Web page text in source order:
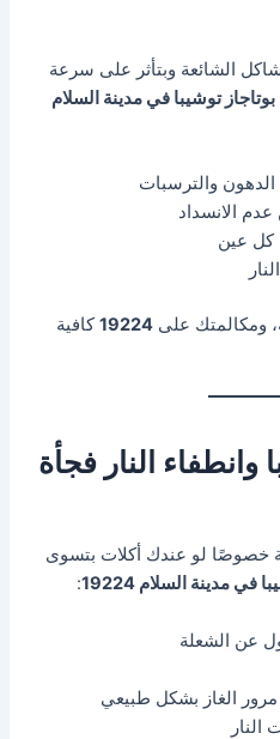
الشائعة وبتأثر على سرعة
توشيبا في مدينة السلام
والترسبات
الانسداد
عين
ومكالمتك على19224كافية
وانطفاء النار فجأة
خصوصًا لو عندك أكلات بتسوى
في مدينة السلام 19224 :
عن الشعلة
الغاز بشكل طبيعي
النار